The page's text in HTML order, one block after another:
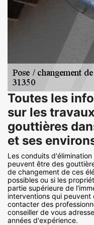
Toutes les
sur les
gouttières
et ses
Les conduits
peuvent être des
de changement de ces
possibles ou si les
partie supérieure de
interventions qui
contacter des
conseiller de vous
années d'expérience.